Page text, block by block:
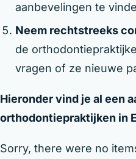
aanbevelingen te
Neem rechtstreeks
de
vragen of ze nieuwe
Hieronder vind je al een
orthodontiepraktijken in
Sorry, there were no